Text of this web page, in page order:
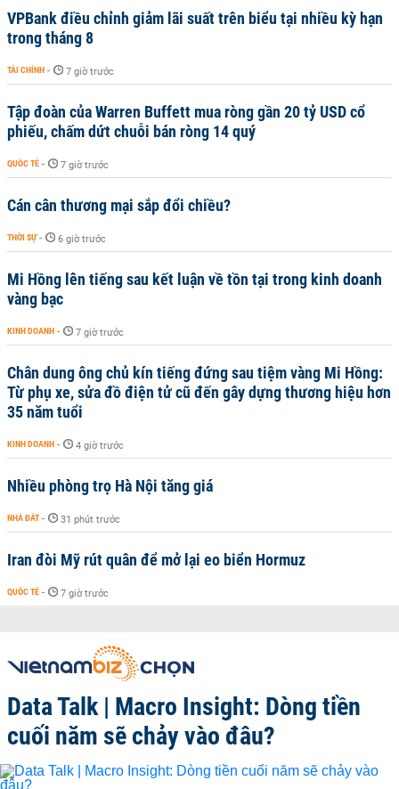
VPBank điều chỉnh giảm lãi suất trên biểu tại nhiều kỳ hạn
trong tháng 8
TÀI CHÍNH - 7 giờ trước
Tập đoàn của Warren Buffett mua ròng gần 20 tỷ USD cổ
phiếu, chấm dứt chuỗi bán ròng 14 quý
QUỐC TẾ - 7 giờ trước
Cán cân thương mại sắp đổi chiều?
THỜI SỰ - 6 giờ trước
Mi Hồng lên tiếng sau kết luận về tồn tại trong kinh doanh
vàng bạc
KINH DOANH - 7 giờ trước
Chân dung ông chủ kín tiếng đứng sau tiệm vàng Mi Hồng:
Từ phụ xe, sửa đồ điện tử cũ đến gây dựng thương hiệu hơn
35 năm tuổi
KINH DOANH - 4 giờ trước
Nhiều phòng trọ Hà Nội tăng giá
NHÀ ĐẤT - 31 phút trước
Iran đòi Mỹ rút quân để mở lại eo biển Hormuz
QUỐC TẾ - 7 giờ trước
Data Talk | Macro Insight: Dòng tiền
cuối năm sẽ chảy vào đâu?